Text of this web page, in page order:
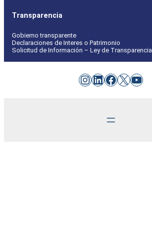
Transparencia
Gobierno transparente
Declaraciones de Interes o Patrimonio
Solicitud de Información – Ley de Transparencia
Instagram
LinkedIn
Facebook
X